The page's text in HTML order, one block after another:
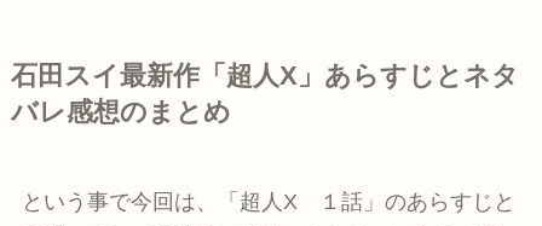
石田スイ最新作「超人X」あらすじとネタ
バレ感想のまとめ
という事で今回は、「超人X １話」のあらすじと